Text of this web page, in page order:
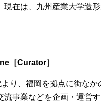
現在は、九州産業大学造
［Curator］
り、福岡を拠点に街な
流事業などを企画・運営